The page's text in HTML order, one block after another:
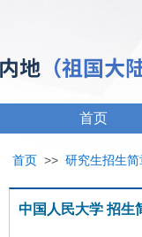
首页
首页 >> 研究生招生简
中国人民大学 招生